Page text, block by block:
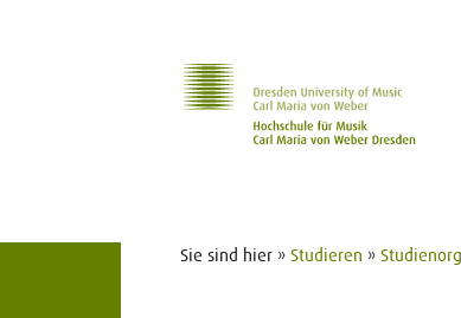
Sie sind hier » Studieren »